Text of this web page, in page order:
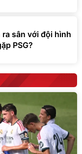
sân với đội hình
PSG?